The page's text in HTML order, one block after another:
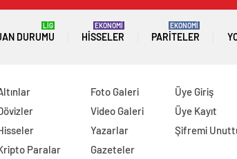
DURUMU
LİG
HISSELER
EKONOMİ
PARITELER
EKONOMİ
Paralar
Foto Galeri
Video Galeri
Yazarlar
Gazeteler
Üye Giriş
Üye Kayıt
Şifremi